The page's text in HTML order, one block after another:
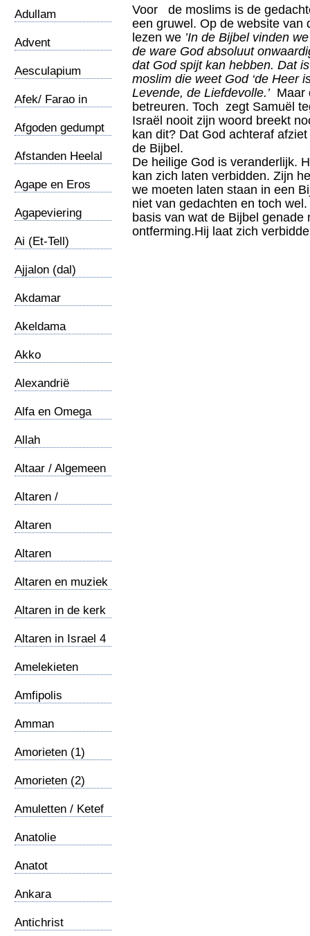
Adullam
Advent
Aesculapium
Afek/ Farao in
Afgoden gedumpt
Afstanden Heelal
Agape en Eros
Agapeviering
Ai (Et-Tell)
Ajjalon (dal)
Akdamar
Akeldama
Akko
Alexandrië
Alfa en Omega
Allah
Altaar / Algemeen
Altaren /
Altaren
Altaren
Altaren en muziek
Altaren in de kerk
Altaren in Israel 4
Amelekieten
Amfipolis
Amman
Amorieten (1)
Amorieten (2)
Amuletten / Ketef
Anatolie
Anatot
Ankara
Antichrist
Voor de moslims is de
een gruwel. Op de website
lezen we ’In de Bijbel vinden
de ware God absoluut
dat God spijt kan hebben. Dat
moslim die weet God ‘de Heer
Levende, de Liefdevolle.’Maar
betreuren. Toch zegt Samuël
Israël nooit zijn woord breekt
kan dit? Dat God achteraf
de Bijbel.
De heilige God is veranderlijk.
kan zich laten verbidden. Zijn
we moeten laten staan in een
niet van gedachten en toch
basis van wat de Bijbel
ontferming.Hij laat zich